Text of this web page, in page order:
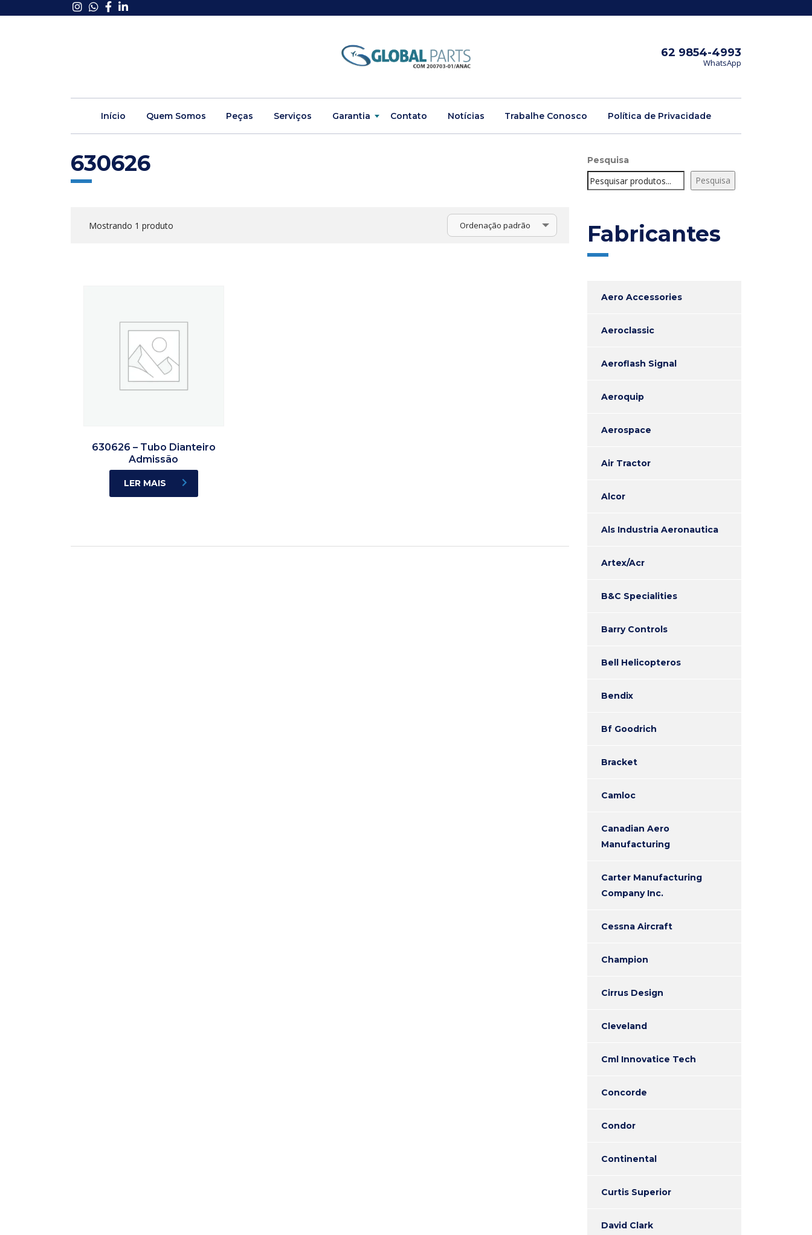
62 9854-4993
WhatsApp
Início Quem Somos Peças Serviços Garantia Contato Notícias Trabalhe Conosco Política de Privacidade
630626
Mostrando 1 produto Ordenação padrão
630626 – Tubo Dianteiro
Admissão
LER MAIS
Pesquisa
Pesquisa
Fabricantes
Aero Accessories
Aeroclassic
Aeroflash Signal
Aeroquip
Aerospace
Air Tractor
Alcor
Als Industria Aeronautica
Artex/Acr
B&C Specialities
Barry Controls
Bell Helicopteros
Bendix
Bf Goodrich
Bracket
Camloc
Canadian Aero
Manufacturing
Carter Manufacturing
Company Inc.
Cessna Aircraft
Champion
Cirrus Design
Cleveland
Cml Innovatice Tech
Concorde
Condor
Continental
Curtis Superior
David Clark